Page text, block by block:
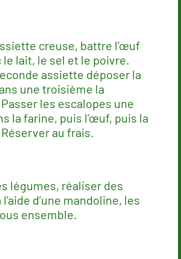
creuse, battre l’œuf
lait, le sel et le poivre.
assiette déposer la
une troisième la
les escalopes une
la farine, puis l’œuf, puis la
au frais.
légumes, réaliser des
d’une mandoline, les
ensemble.